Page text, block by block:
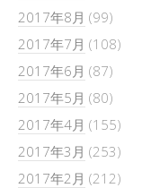
2017年8月 (99)
2017年7月 (108)
2017年6月 (87)
2017年5月 (80)
2017年4月 (155)
2017年3月 (253)
2017年2月 (212)